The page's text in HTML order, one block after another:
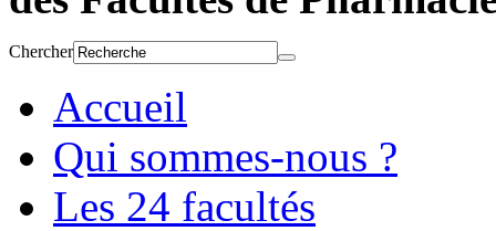
Chercher
Accueil
Qui sommes-nous ?
Les 24 facultés